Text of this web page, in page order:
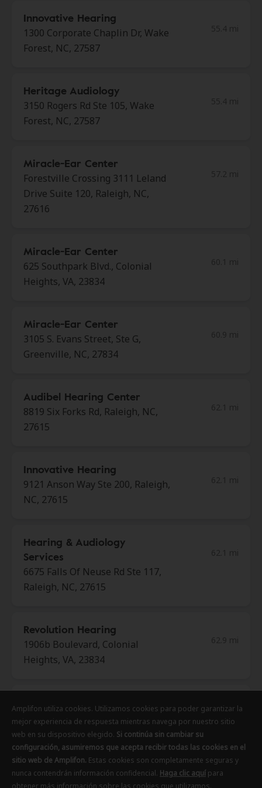
Innovative Hearing
1300 Corporate Chaplin Dr, Wake
Forest, NC, 27587
Heritage Audiology
3150 Rogers Rd Ste 105, Wake
Forest, NC, 27587
Miracle-Ear Center
Forestville Crossing 3111 Leland
Drive Suite 120, Raleigh, NC,
27616
Miracle-Ear Center
625 Southpark Blvd., Colonial
Heights, VA, 23834
Miracle-Ear Center
3105 S. Evans Street, Ste G,
Greenville, NC, 27834
Audibel Hearing Center
8819 Six Forks Rd, Raleigh, NC,
27615
Innovative Hearing
9121 Anson Way Ste 200, Raleigh,
NC, 27615
Hearing & Audiology
Services
6675 Falls Of Neuse Rd Ste 117,
Raleigh, NC, 27615
Revolution Hearing
1906b Boulevard, Colonial
Heights, VA, 23834
Sound Hearing Solutions
22 Dunlop Vlg, Colonial Heights,
VA, 23834
62.9 mi
Care-O-Lina Hearing Center
Amplifon utiliza cookies. Utilizamos cookies para poder garantizar la
mejor experiencia de respuesta mientras navega por nuestro sitio
web en su dispositivo elegido. Si continúa sin cambiar su
configuración, asumiremos que acepta recibir todas las cookies en el
sitio web de Amplifon. Estas cookies son completamente seguras y
nunca contendrán información confidencial. Haga clic aquí para
obtener más información sobre las cookies que utilizamos.
Amplifon utiliza cookies. Utilizamos cookies para poder garantizar la
mejor experiencia de respuesta mientras navega por nuestro sitio
web en su dispositivo elegido. Si continúa sin cambiar su
configuración, asumiremos que acepta recibir todas las cookies en el
sitio web de Amplifon. Estas cookies son completamente seguras y
nunca contendrán información confidencial. Haga clic aquí para
obtener más información sobre las cookies que utilizamos.
Amplifon utiliza cookies. Utilizamos cookies para poder garantizar la
mejor experiencia de respuesta mientras navega por nuestro sitio
web en su dispositivo elegido. Si continúa sin cambiar su
configuración, asumiremos que acepta recibir todas las cookies en el
sitio web de Amplifon. Estas cookies son completamente seguras y
nunca contendrán información confidencial. Haga clic aquí para
obtener más información sobre las cookies que utilizamos.